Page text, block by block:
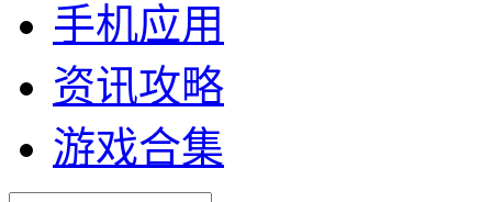
手机应用
资讯攻略
游戏合集